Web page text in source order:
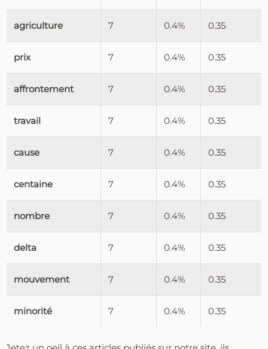
agriculture 7 0.4% 0.35
prix 7 0.4% 0.35
affrontement 7 0.4% 0.35
travail 7 0.4% 0.35
cause 7 0.4% 0.35
centaine 7 0.4% 0.35
nombre 7 0.4% 0.35
delta 7 0.4% 0.35
mouvement 7 0.4% 0.35
minorité 7 0.4% 0.35